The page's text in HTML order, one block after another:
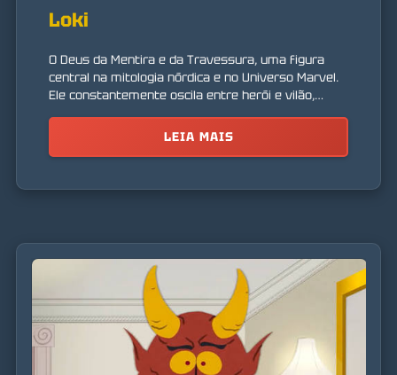
Loki
O Deus da Mentira e da Travessura, uma figura
central na mitologia nórdica e no Universo Marvel.
Ele constantemente oscila entre herói e vilão,
LEIA MAIS